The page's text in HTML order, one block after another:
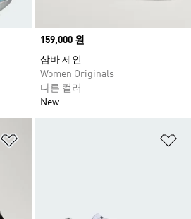
Price
159,000 원
삼바 제인
Women Originals
다른 컬러
New